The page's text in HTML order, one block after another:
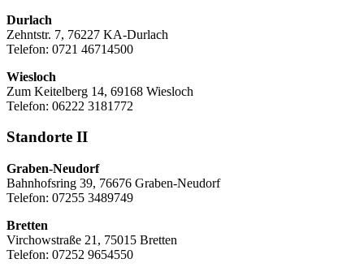
Durlach
Zehntstr. 7, 76227 KA-Durlach
Telefon: 0721 46714500
Wiesloch
Zum Keitelberg 14, 69168 Wiesloch
Telefon: 06222 3181772
Standorte II
Graben-Neudorf
Bahnhofsring 39, 76676 Graben-Neudorf
Telefon: 07255 3489749
Bretten
Virchowstraße 21, 75015 Bretten
Telefon: 07252 9654550